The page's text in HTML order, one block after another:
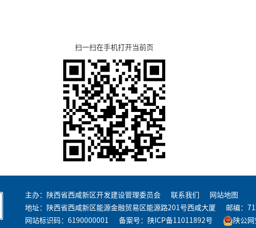
扫一扫在手机打开当前页
主办：陕西省西咸新区开发建设管理委员会 联系我们
网站地图
地址：陕西省西咸新区能源金融贸易区能源路201号西咸大厦
邮编：
网站标识码：6190000001
备案号： 陕ICP备11011892号 陕公